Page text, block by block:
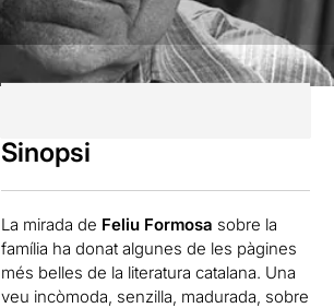
Sinopsi
La mirada de Feliu Formosa sobre la
família ha donat algunes de les pàgines
més belles de la literatura catalana. Una
veu incòmoda, senzilla, madurada, sobre